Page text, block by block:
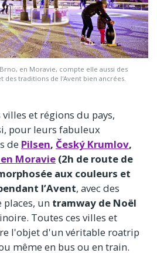
Brno, en Moravie, compte elle aussi des
des traditions de l'Avent bien ancrées.
et régions du pays,
pour leurs fabuleux
de Pilsen, Český Krumlov,
Moravie (2h de route de
aux couleurs et
l’Avent, avec des
un tramway de Noël
Toutes ces villes et
l'objet d'un véritable roatrip
même en bus ou en train.